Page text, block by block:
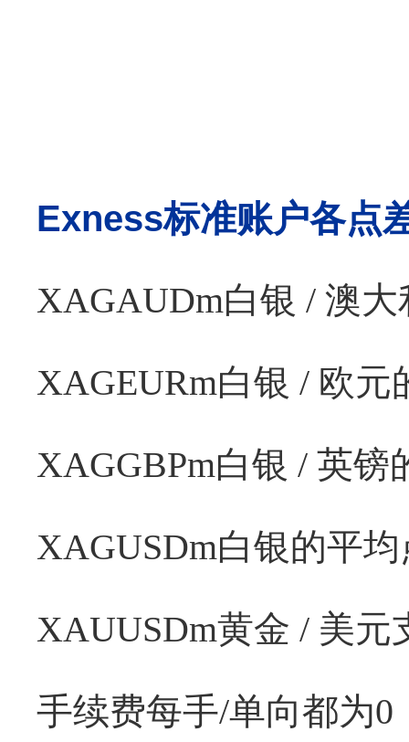
Exness标准账户各点
XAGAUDm白银 / 澳大
XAGEURm白银 / 欧元
XAGGBPm白银 / 英镑
XAGUSDm白银的平
XAUUSDm黄金 / 美元
手续费每手/单向都为0